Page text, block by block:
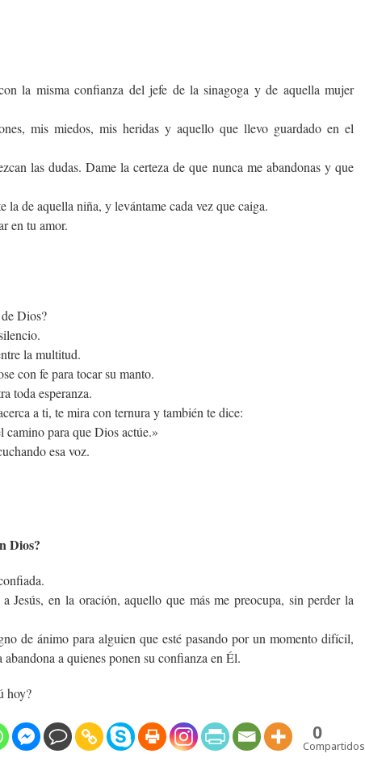
la misma confianza del jefe de la sinagoga y de aquella mujer
mis miedos, mis heridas y aquello que llevo guardado en el
las dudas. Dame la certeza de que nunca me abandonas y que
la de aquella niña, y levántame cada vez que caiga.
en tu amor.
Dios?
la multitud.
con fe para tocar su manto.
toda esperanza.
a ti, te mira con ternura y también te dice:
camino para que Dios actúe.»
esa voz.
Dios?
Jesús, en la oración, aquello que más me preocupa, sin perder la
de ánimo para alguien que esté pasando por un momento difícil,
a quienes ponen su confianza en Él.
hoy?
0
Compartidos